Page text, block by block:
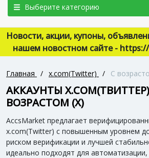
Выберите категорию
Новости, акции, купоны,
нашем новостном сайте -
Главная / x.com(Twitter) / С
АККАУНТЫ
ВОЗРАСТОМ (X)
AccsMarket предлагает
x.com(Twitter) с повышенным уровнем
риском верификации и лучшей
идеально подходят для